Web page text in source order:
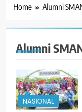
Home Alumni
Alumni
NASIONAL